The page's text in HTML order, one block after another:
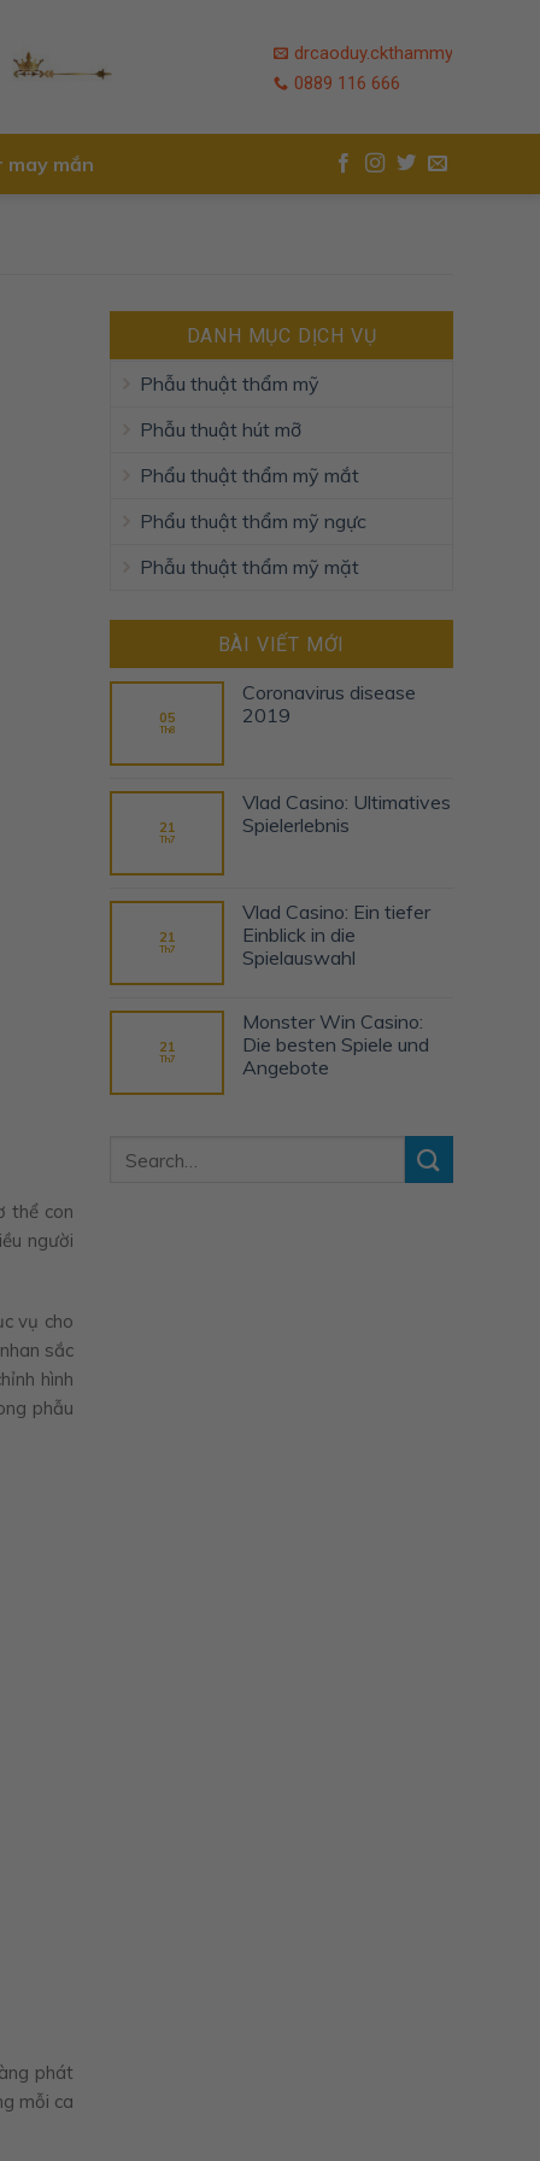
drcaoduy.ckthammy
0889 116 666
may mắn
thể con
người
vụ cho
sắc
hình
phẫu
phát
mỗi ca
DANH MỤC DỊCH VỤ
Phẫu thuật thẩm mỹ
Phẫu thuật hút mỡ
Phẩu thuật thẩm mỹ mắt
Phẩu thuật thẩm mỹ ngực
Phẫu thuật thẩm mỹ mặt
BÀI VIẾT MỚI
05
Th8
Coronavirus disease
2019
21
Th7
Vlad Casino: Ultimatives
Spielerlebnis
21
Th7
Vlad Casino: Ein tiefer
Einblick in die
Spielauswahl
21
Th7
Monster Win Casino:
Die besten Spiele und
Angebote